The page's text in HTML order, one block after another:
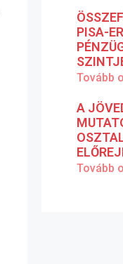
PISA-
Tovább
A
Tovább